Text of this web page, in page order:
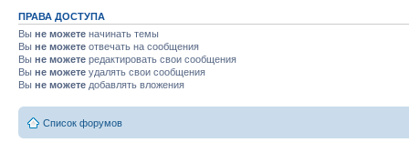
ПРАВА ДОСТУПА
Вы не можете начинать темы
Вы не можете отвечать на сообщения
Вы не можете редактировать свои сообщения
Вы не можете удалять свои сообщения
Вы не можете добавлять вложения
Список форумов